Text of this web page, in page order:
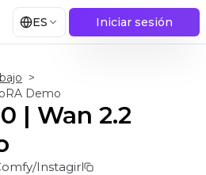
ES Iniciar sesión
>
Demo
| Wan 2.2
Instagirl